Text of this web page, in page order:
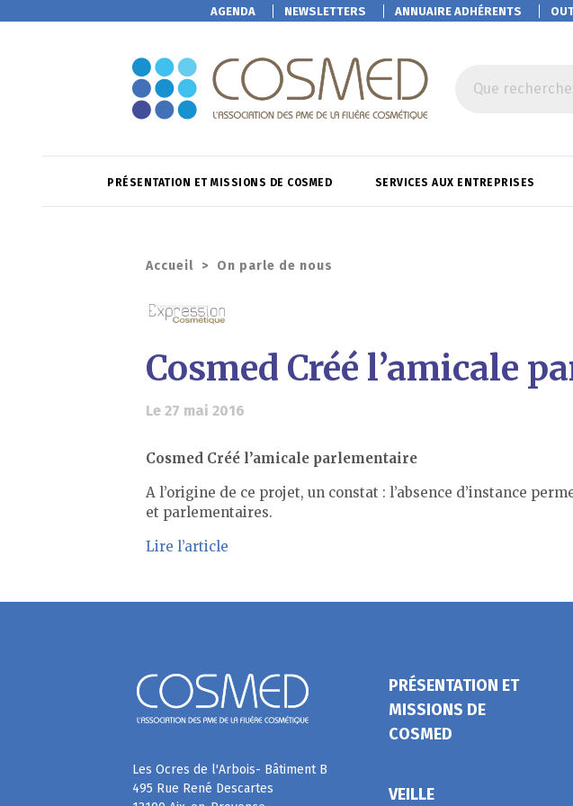
AGENDA NEWSLETTERS ANNUAIRE ADHÉRENTS
Que
PRÉSENTATION ET MISSIONS DE COSMED SERVICES AUX ENTREPRISES
Accueil > On parle de nous
Cosmed Créé l’amicale
Le 27 mai 2016
Cosmed Créé l’amicale parlementaire
A l’origine de ce projet, un constat : l’absence d’instance
et parlementaires.
Lire l’article
Les Ocres de l'Arbois- Bâtiment B
495 Rue René Descartes
PRÉSENTATION ET
MISSIONS DE
COSMED
VEILLE